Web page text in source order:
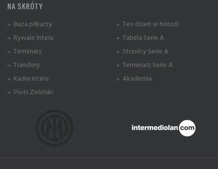
NA SKRÓTY
» Baza piłkarzy
» Rywale Interu
» Terminarz
» Transfery
» Kadra Interu
» Piotr Zieliński
» Ten dzień w historii
» Tabela Serie A
» Strzelcy Serie A
» Terminarz Serie A
» Akademia